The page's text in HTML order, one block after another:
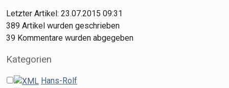
Letzter Artikel: 23.07.2015 09:31
389 Artikel wurden geschrieben
39 Kommentare wurden abgegeben
Kategorien
Hans-Rolf